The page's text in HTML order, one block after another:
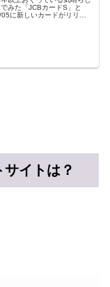
みた「JCBカードS」と
に新しいカードがリリー
イトは？